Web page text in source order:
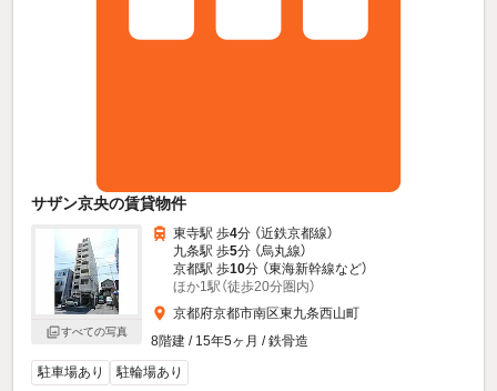
サザン京央の賃貸物件
すべての写真
東寺駅 歩4分 （近鉄京都線）
九条駅 歩5分 （烏丸線）
京都駅 歩10分 （東海新幹線など）
ほか1駅（徒歩20分圏内）
京都府京都市南区東九条西山町
8階建 / 15年5ヶ月 / 鉄骨造
駐車場あり
駐輪場あり